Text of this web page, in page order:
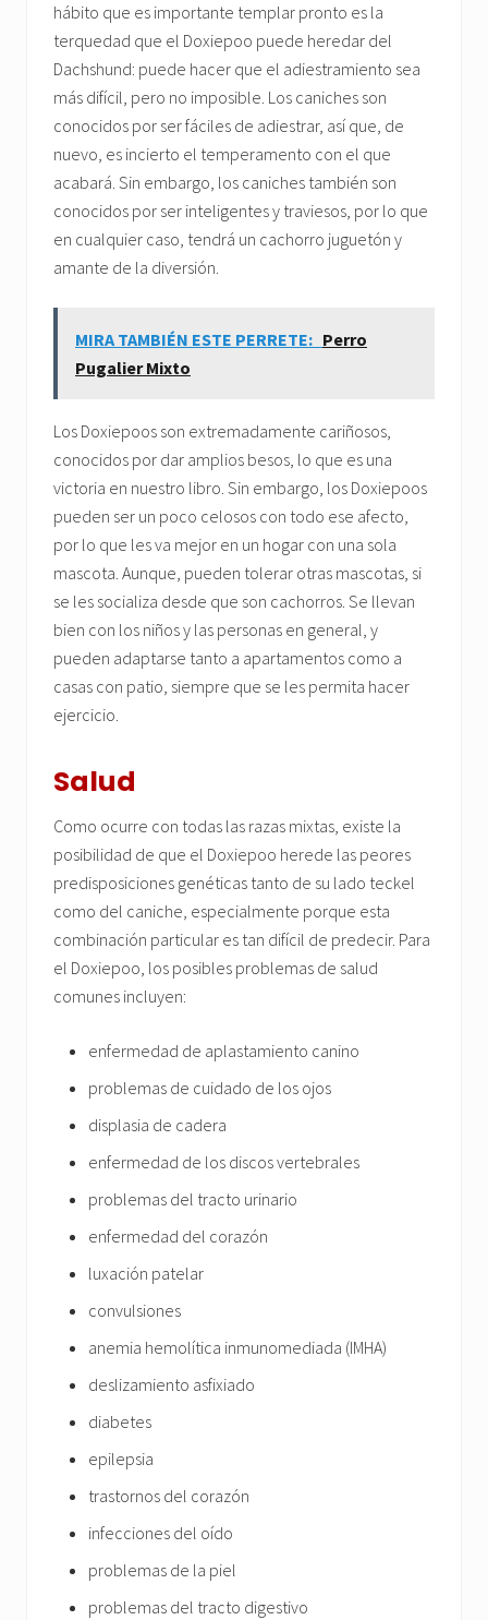
hábito que es importante templar pronto es la
terquedad que el Doxiepoo puede heredar del
Dachshund: puede hacer que el adiestramiento sea
más difícil, pero no imposible. Los caniches son
conocidos por ser fáciles de adiestrar, así que, de
nuevo, es incierto el temperamento con el que
acabará. Sin embargo, los caniches también son
conocidos por ser inteligentes y traviesos, por lo que
en cualquier caso, tendrá un cachorro juguetón y
amante de la diversión.
MIRA TAMBIÉN ESTE PERRETE: Perro
Pugalier Mixto
Los Doxiepoos son extremadamente cariñosos,
conocidos por dar amplios besos, lo que es una
victoria en nuestro libro. Sin embargo, los Doxiepoos
pueden ser un poco celosos con todo ese afecto,
por lo que les va mejor en un hogar con una sola
mascota. Aunque, pueden tolerar otras mascotas, si
se les socializa desde que son cachorros. Se llevan
bien con los niños y las personas en general, y
pueden adaptarse tanto a apartamentos como a
casas con patio, siempre que se les permita hacer
ejercicio.
Salud
Como ocurre con todas las razas mixtas, existe la
posibilidad de que el Doxiepoo herede las peores
predisposiciones genéticas tanto de su lado teckel
como del caniche, especialmente porque esta
combinación particular es tan difícil de predecir. Para
el Doxiepoo, los posibles problemas de salud
comunes incluyen:
enfermedad de aplastamiento canino
problemas de cuidado de los ojos
displasia de cadera
enfermedad de los discos vertebrales
problemas del tracto urinario
enfermedad del corazón
luxación patelar
convulsiones
anemia hemolítica inmunomediada (IMHA)
deslizamiento asfixiado
diabetes
epilepsia
trastornos del corazón
infecciones del oído
problemas de la piel
problemas del tracto digestivo